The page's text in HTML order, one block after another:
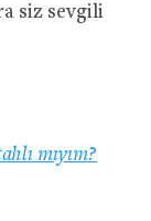
siz sevgili
mıyım?